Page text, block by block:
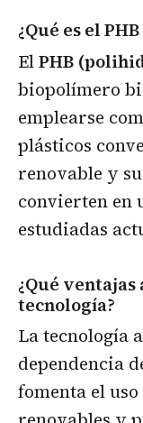
¿Qué es el
ElPHB
biopolímero
emplearse
plásticos
renovable y
convierten en
estudiadas
¿Qué
tecnología?
La tecnología
dependencia
fomenta el